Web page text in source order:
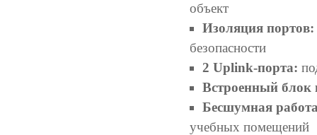
объект
Изоляция портов:
безопасности
2 Uplink-порта:
Встроенный блок
Бесшумная
учебных помещений